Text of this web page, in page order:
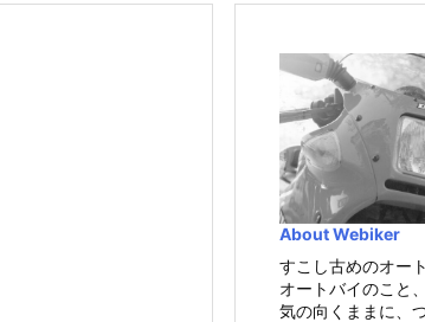
About Webiker
すこし古めのオー
オートバイのこと
気の向くままに、